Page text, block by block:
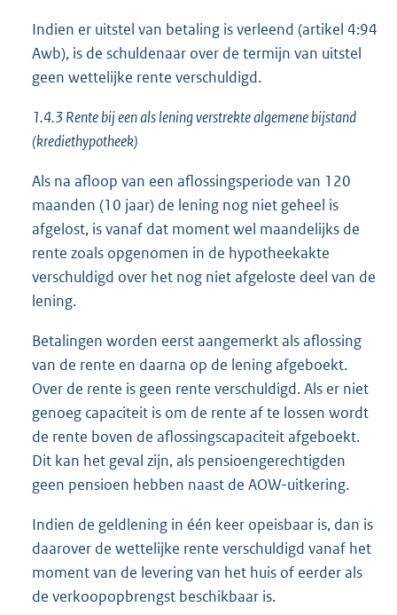
Indien er uitstel van betaling is verleend (artikel 4:94
Awb), is de schuldenaar over de termijn van uitstel
geen wettelijke rente verschuldigd.
1.4.3 Rente bij een als lening verstrekte algemene bijstand
(krediethypotheek)
Als na afloop van een aflossingsperiode van 120
maanden (10 jaar) de lening nog niet geheel is
afgelost, is vanaf dat moment wel maandelijks de
rente zoals opgenomen in de hypotheekakte
verschuldigd over het nog niet afgeloste deel van de
lening.
Betalingen worden eerst aangemerkt als aflossing
van de rente en daarna op de lening afgeboekt.
Over de rente is geen rente verschuldigd. Als er niet
genoeg capaciteit is om de rente af te lossen wordt
de rente boven de aflossingscapaciteit afgeboekt.
Dit kan het geval zijn, als pensioengerechtigden
geen pensioen hebben naast de AOW-uitkering.
Indien de geldlening in één keer opeisbaar is, dan is
daarover de wettelijke rente verschuldigd vanaf het
moment van de levering van het huis of eerder als
de verkoopopbrengst beschikbaar is.